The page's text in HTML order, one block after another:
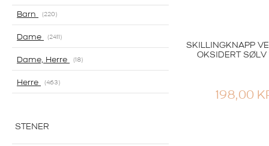
Barn 220
Dame 2411
Dame, Herre 18
Herre 463
STENER
SKILLINGKNAPP
OKSIDERT SØLV
198,00